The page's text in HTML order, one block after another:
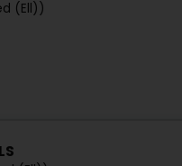
(Ell))